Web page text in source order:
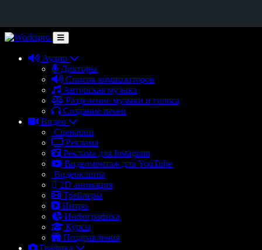
Аудио
Дикторы
Список композиторов
Авторская музыка
Разделение музыки и голоса
Создание песен
Видео
Сценарии
Реклама
Реклама для Instagram
Видеомонтаж для YouTube
Видеоклипы
2D анимация
Трейлеры
Интро
Инфографика
Курсы
Поздравления
Графика